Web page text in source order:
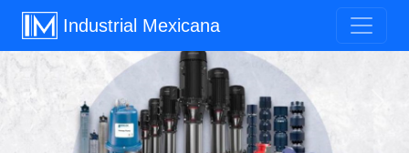
Industrial Mexicana
Previous